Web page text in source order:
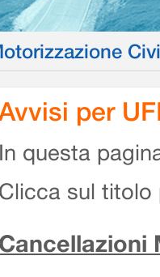
per
In questa
Clicca sul titolo
Cancellazioni